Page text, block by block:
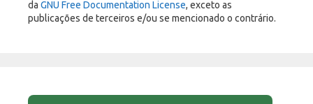
da GNU Free Documentation License, exceto as
publicações de terceiros e/ou se mencionado o contrário.